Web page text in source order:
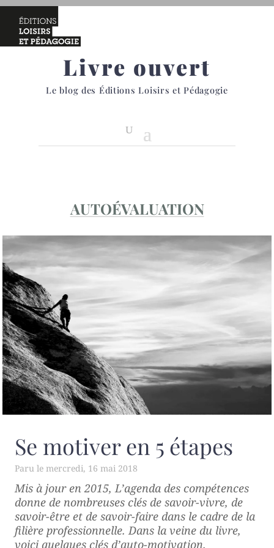
Livre ouvert
Le blog des Éditions Loisirs et Pédagogie
AUTOÉVALUATION
Se motiver en 5 étapes
mercredi, 16 mai 2018
Mis à jour en 2015,L’agenda des compétences
donne de nombreuses clés de savoir-vivre, de
savoir-être et de savoir-faire dans le cadre de la
filière professionnelle. Dans la veine du livre,
voici quelques clés d’auto-motivation.